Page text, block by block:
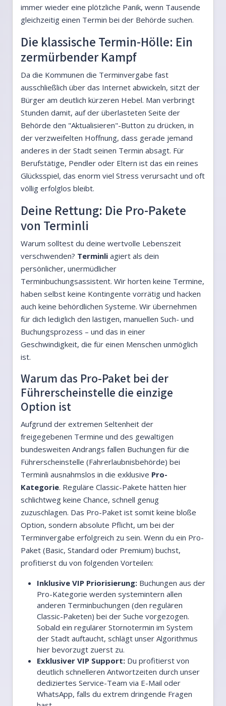
immer wieder eine plötzliche Panik, wenn Tausende
gleichzeitig einen Termin bei der Behörde suchen.
Die klassische Termin-Hölle: Ein
zermürbender Kampf
Da die Kommunen die Terminvergabe fast
ausschließlich über das Internet abwickeln, sitzt der
Bürger am deutlich kürzeren Hebel. Man verbringt
Stunden damit, auf der überlasteten Seite der
Behörde den "Aktualisieren"-Button zu drücken, in
der verzweifelten Hoffnung, dass gerade jemand
anderes in der Stadt seinen Termin absagt. Für
Berufstätige, Pendler oder Eltern ist das ein reines
Glücksspiel, das enorm viel Stress verursacht und oft
völlig erfolglos bleibt.
Deine Rettung: Die Pro-Pakete
von Terminli
Warum solltest du deine wertvolle Lebenszeit
verschwenden? Terminli agiert als dein
persönlicher, unermüdlicher
Terminbuchungsassistent. Wir horten keine Termine,
haben selbst keine Kontingente vorrätig und hacken
auch keine behördlichen Systeme. Wir übernehmen
für dich lediglich den lästigen, manuellen Such- und
Buchungsprozess – und das in einer
Geschwindigkeit, die für einen Menschen unmöglich
ist.
Warum das Pro-Paket bei der
Führerscheinstelle die einzige
Option ist
Aufgrund der extremen Seltenheit der
freigegebenen Termine und des gewaltigen
bundesweiten Andrangs fallen Buchungen für die
Führerscheinstelle (Fahrerlaubnisbehörde) bei
Terminli ausnahmslos in die exklusive Pro-
Kategorie. Reguläre Classic-Pakete hätten hier
schlichtweg keine Chance, schnell genug
zuzuschlagen. Das Pro-Paket ist somit keine bloße
Option, sondern absolute Pflicht, um bei der
Terminvergabe erfolgreich zu sein. Wenn du ein Pro-
Paket (Basic, Standard oder Premium) buchst,
profitierst du von folgenden Vorteilen:
Inklusive VIP Priorisierung: Buchungen aus der
Pro-Kategorie werden systemintern allen
anderen Terminbuchungen (den regulären
Classic-Paketen) bei der Suche vorgezogen.
Sobald ein regulärer Stornotermin im System
der Stadt auftaucht, schlägt unser Algorithmus
hier bevorzugt zuerst zu.
Exklusiver VIP Support: Du profitierst von
deutlich schnelleren Antwortzeiten durch unser
dediziertes Service-Team via E-Mail oder
WhatsApp, falls du extrem dringende Fragen